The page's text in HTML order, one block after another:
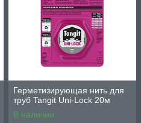
Герметизирующая нить для
труб Tangit Uni-Lock 20м
В наличии